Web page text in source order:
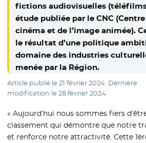
fictions audiovisuelles
étude publiée par le CNC
cinéma et de l’image animée).
le résultat d’une politique
domaine des industries
menée par la Région.
Article publié le21 février 2024. Dernière
modification le28 février 2024.
« Aujourd’hui nous sommes fiers
classement qui démontre que notre
et renforce notre attractivité. Cette